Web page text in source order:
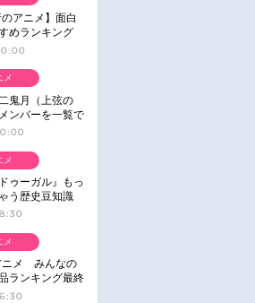
アニメ】面白
めランキング
｜ジャンル別人
鬼月（上弦の
ンバーを一覧で
鬼の情報まと
メ
ゥーガル』もっ
う歴史豆知識
メ
ニメ みんなの
ランキング最終
メ